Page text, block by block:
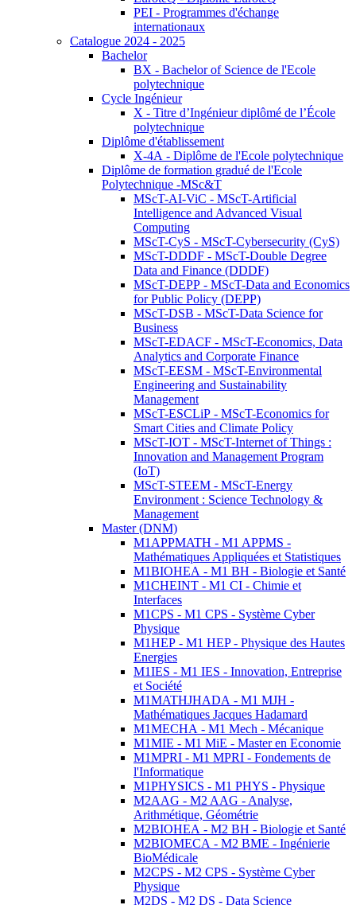
PEI - Programmes d'échange
internationaux
Catalogue 2024 - 2025
Bachelor
BX - Bachelor of Science de l'Ecole
polytechnique
Cycle Ingénieur
X - Titre d’Ingénieur diplômé de l’École
polytechnique
Diplôme d'établissement
X-4A - Diplôme de l'Ecole polytechnique
Diplôme de formation gradué de l'Ecole
Polytechnique -MSc&T
MScT-AI-ViC - MScT-Artificial
Intelligence and Advanced Visual
Computing
MScT-CyS - MScT-Cybersecurity (CyS)
MScT-DDDF - MScT-Double Degree
Data and Finance (DDDF)
MScT-DEPP - MScT-Data and Economics
for Public Policy (DEPP)
MScT-DSB - MScT-Data Science for
Business
MScT-EDACF - MScT-Economics, Data
Analytics and Corporate Finance
MScT-EESM - MScT-Environmental
Engineering and Sustainability
Management
MScT-ESCLiP - MScT-Economics for
Smart Cities and Climate Policy
MScT-IOT - MScT-Internet of Things :
Innovation and Management Program
(IoT)
MScT-STEEM - MScT-Energy
Environment : Science Technology &
Management
Master (DNM)
M1APPMATH - M1 APPMS -
Mathématiques Appliquées et Statistiques
M1BIOHEA - M1 BH - Biologie et Santé
M1CHEINT - M1 CI - Chimie et
Interfaces
M1CPS - M1 CPS - Système Cyber
Physique
M1HEP - M1 HEP - Physique des Hautes
Energies
M1IES - M1 IES - Innovation, Entreprise
et Société
M1MATHJHADA - M1 MJH -
Mathématiques Jacques Hadamard
M1MECHA - M1 Mech - Mécanique
M1MIE - M1 MiE - Master en Economie
M1MPRI - M1 MPRI - Fondements de
l'Informatique
M1PHYSICS - M1 PHYS - Physique
M2AAG - M2 AAG - Analyse,
Arithmétique, Géométrie
M2BIOHEA - M2 BH - Biologie et Santé
M2BIOMECA - M2 BME - Ingénierie
BioMédicale
M2CPS - M2 CPS - Système Cyber
Physique
M2DS - M2 DS - Data Science